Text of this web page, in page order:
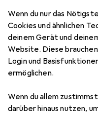
Wenn du nur das
Cookies und ähnlichen
deinem Gerät und
Website. Diese brauchen
Login und
ermöglichen.
Wenn du allem
darüber hinaus nutzen,
RS PRO 15 mm